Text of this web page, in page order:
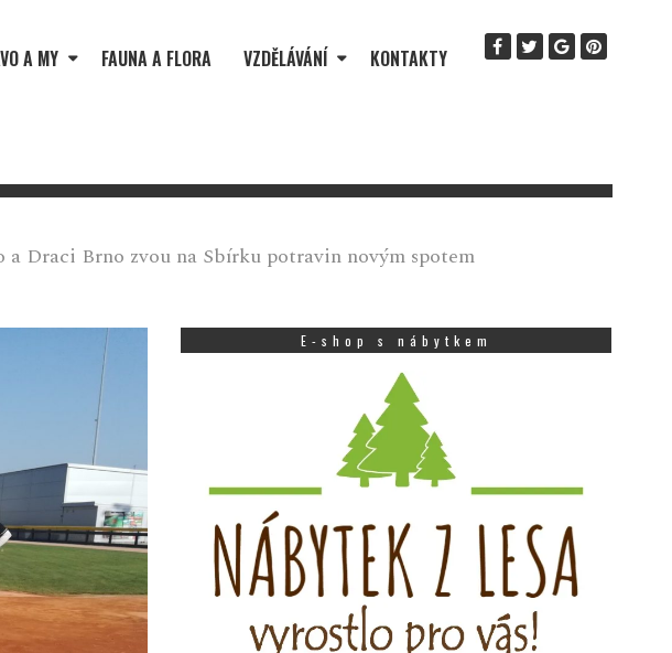
A MY FAUNA A FLORA VZDĚLÁVÁNÍ KONTAKTY
a Draci Brno zvou na Sbírku potravin novým spotem
E-shop s nábytkem